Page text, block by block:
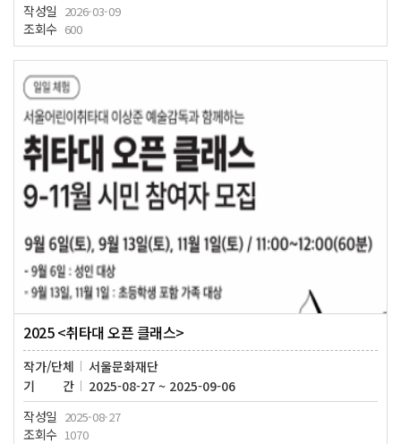
작성일 2026-03-09
조회수 600
2025 <취타대 오픈 클래스>
작가/단체
서울문화재단
기간
2025-08-27 ~ 2025-09-06
작성일 2025-08-27
조회수 1070